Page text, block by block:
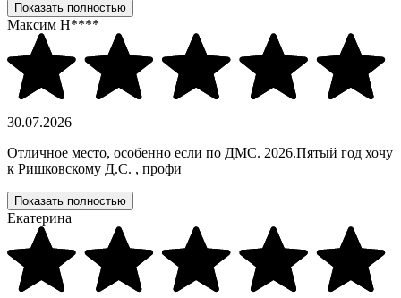
Показать полностью
Максим Н****
30.07.2026
Отличное место, особенно если по ДМС. 2026.Пятый год хочу
к Ришковскому Д.С. , профи
Показать полностью
Екатерина